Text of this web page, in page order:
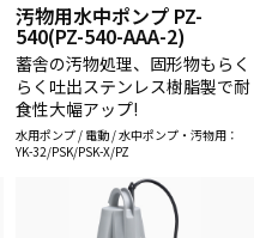
汚物用水中ポンプ PZ-
540(PZ-540-AAA-2)
蓄舎の汚物処理、固形物もらく
らく吐出ステンレス樹脂製で耐
食性大幅アップ!
水用ポンプ / 電動 / 水中ポンプ・汚物用：
YK-32/PSK/PSK-X/PZ